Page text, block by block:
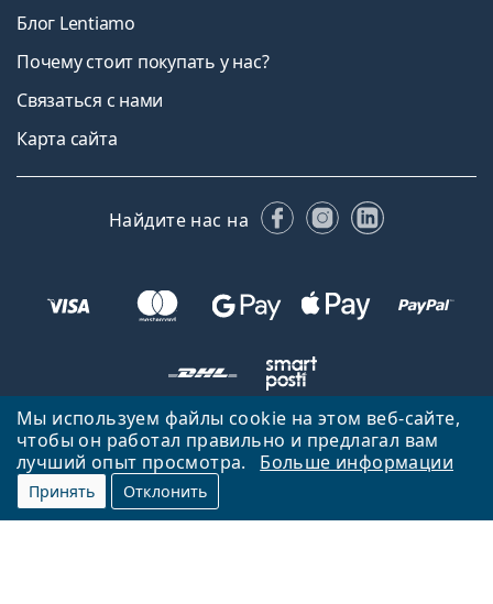
Мы используем файлы cookie на этом веб-сайте,
чтобы он работал правильно и предлагал вам
лучший опыт просмотра.
Больше информации
Принять Отклонить
Блог Lentiamo
Почему стоит покупать у нас?
Связаться с нами
Карта сайта
Найдите нас на FacebookInstagram
LinkedIn
Вернуться на главную страницу
Вверх
Lentiamo.lv принадлежит и управляется Lentiamo s.r.o., Чешская
Республика